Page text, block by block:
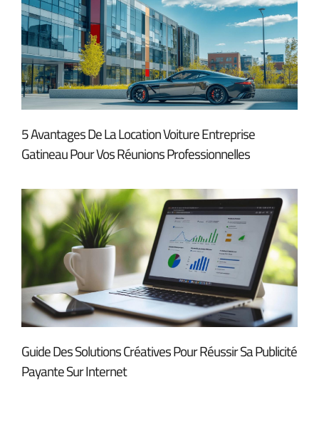
5 Avantages De La Location Voiture Entreprise
Gatineau Pour Vos Réunions Professionnelles
Guide Des Solutions Créatives Pour Réussir Sa Publicité
Payante Sur Internet